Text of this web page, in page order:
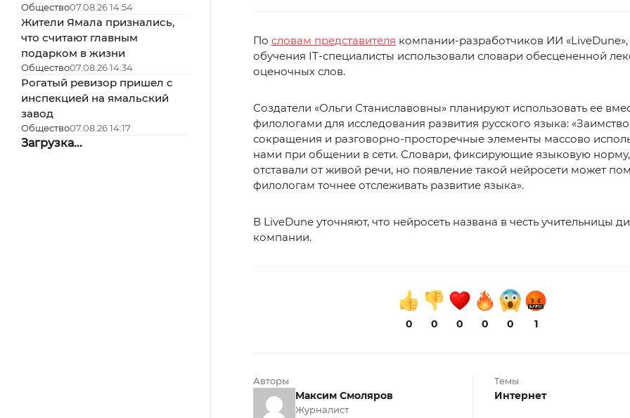
Общество07.08.26 14:54
Жители Ямала признались,
что считают главным
подарком в жизни
Общество07.08.26 14:34
Рогатый ревизор пришел с
инспекцией на ямальский
завод
Общество07.08.26 14:17
Загрузка...
По словам представителя компании-разработчиков ИИ
обучения IT-специалисты использовали словари обесцененной
оценочных слов.
Создатели «Ольги Станиславовны» планируют использовать ее
филологами для исследования развития русского языка:
сокращения и разговорно-просторечные элементы массово
нами при общении в сети. Словари, фиксирующие языковую норму,
отставали от живой речи, но появление такой нейросети может
филологам точнее отслеживать развитие языка».
В LiveDune уточняют, что нейросеть названа в честь учительницы
компании.
0 0 0 0 0 1
Авторы
Максим Смоляров
Журналист
Темы
Интернет